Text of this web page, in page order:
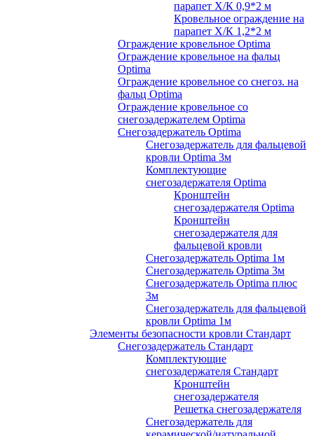
парапет Х/К 0,9*2 м
Кровельное ограждение на
парапет Х/К 1,2*2 м
Ограждение кровельное Optima
Ограждение кровельное на фальц
Optima
Ограждение кровельное со снегоз. на
фальц Optima
Ограждение кровельное со
снегозадержателем Optima
Снегозадержатель Optima
Снегозадержатель для фальцевой
кровли Optima 3м
Комплектующие
снегозадержателя Optima
Кронштейн
снегозадержателя Optima
Кронштейн
снегозадержателя для
фальцевой кровли
Снегозадержатель Optima 1м
Снегозадержатель Optima 3м
Снегозадержатель Optima плюс
3м
Снегозадержатель для фальцевой
кровли Optima 1м
Элементы безопасности кровли Стандарт
Снегозадержатель Стандарт
Комплектующие
снегозадержателя Стандарт
Кронштейн
снегозадержателя
Решетка снегозадержателя
Снегозадержатель для